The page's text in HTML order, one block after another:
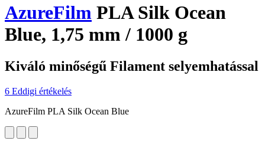
AzureFilm PLA Silk Ocean
Blue, 1,75 mm / 1000 g
Kiváló minőségű Filament selyemhatással
6 Eddigi értékelés
AzureFilm PLA Silk Ocean Blue